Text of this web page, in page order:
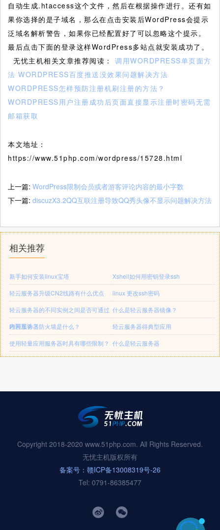
自动生成.htaccess这个文件，然后在根据操作进行。还有如
果你选择的是子域名，那么在点击安装后WordPress会提示
泛域名解析警告，如果你已经配置好了可以忽略这个提示。
最后点击下面的登录这样WordPress多站点就安装成功了。
无忧主机相关文章推荐阅读： 调用WORDPRESS单页面方
法 WORDPRESS百度推送没效果问题解决方法
WORDPRESS怎样预防注册机刷注册的方法？
WORDPRESS用户注册成功后页面直接显示注册时密码无需
邮箱获取
本文地址：
https://www.51php.com/wordpress/15728.html
上一篇: WordPress限制会员或者游客评论内容的最小字数
下一篇: discuzX3.2QQ互联注册导致QQ秀头像不显示问题解决方法
相关推荐
新手如何安装linux宝塔
Xshell如何用密钥登录ssh
轻云服务器升级CN2线路有什么优点
linux 更改ssh密码
轻云服务器的不同实例之间是否可通过
内网互访？
什么是轻云服务器镜像？
轻云服务器防火墙是什么？
轻云服务器得典型应用
使用轻量应用服务器时具有哪些限制？ 什么是轻云服务器
Copyright 2018-2020 www.51php.com. All Rights Reserved.
无忧主机版权所有
备案号：赣ICP备13008319号-26
Tel: 0791-86385477